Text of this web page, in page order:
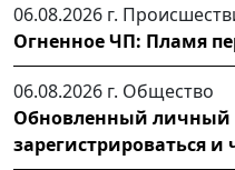
06.08.2026 г.
Огненное ЧП: Пламя
06.08.2026 г. Общество
Обновленный личный
зарегистрироваться